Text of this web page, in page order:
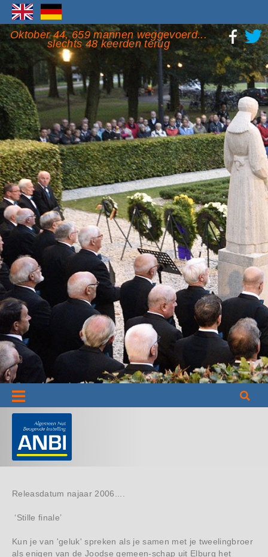
Oktober 44, 659 mannen weggevoerd...
slechts 48 keerden terug
Informatie
Releasdatum najaar 2006....
‘Stille finale’
Kun je van 'geluk' spreken als je samen met je tweelingbroer
als enigen van de Joodse gemeen-schap uit Elburg het